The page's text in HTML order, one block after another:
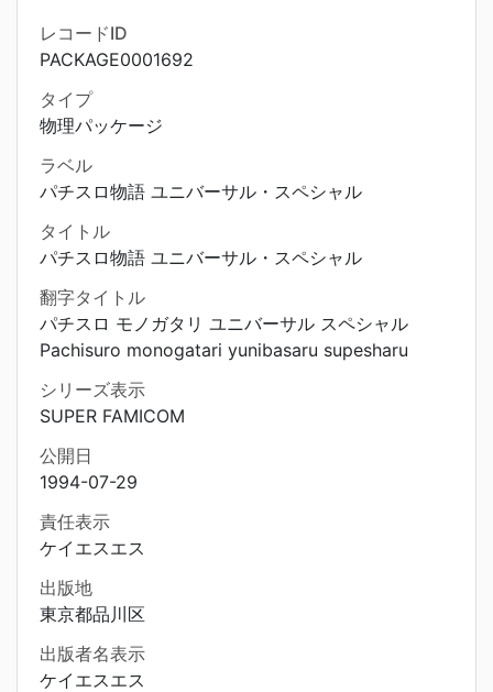
レコードID
PACKAGE0001692
タイプ
物理パッケージ
ラベル
パチスロ物語 ユニバーサル・スペシャル
タイトル
パチスロ物語 ユニバーサル・スペシャル
翻字タイトル
パチスロ モノガタリ ユニバーサル スペシャル
Pachisuro monogatari yunibasaru supesharu
シリーズ表示
SUPER FAMICOM
公開日
1994-07-29
責任表示
ケイエスエス
出版地
東京都品川区
出版者名表示
ケイエスエス